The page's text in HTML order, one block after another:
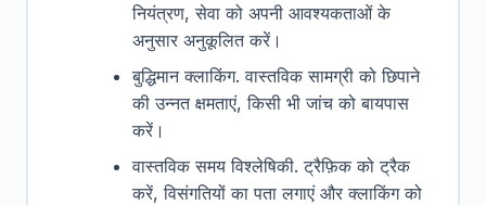
नियंत्रण, सेवा को अपनी आवश्यकताओं के
अनुसार अनुकूलित करें।
बुद्धिमान क्लाकिंग. वास्तविक सामग्री को छिपाने
की उन्नत क्षमताएं, किसी भी जांच को बायपास
करें।
वास्तविक समय विश्लेषिकी. ट्रैफ़िक को ट्रैक
करें, विसंगतियों का पता लगाएं और क्लाकिंग को